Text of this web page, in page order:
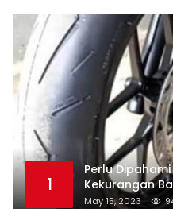
1
Perlu
Kekurangan
May 15, 2023